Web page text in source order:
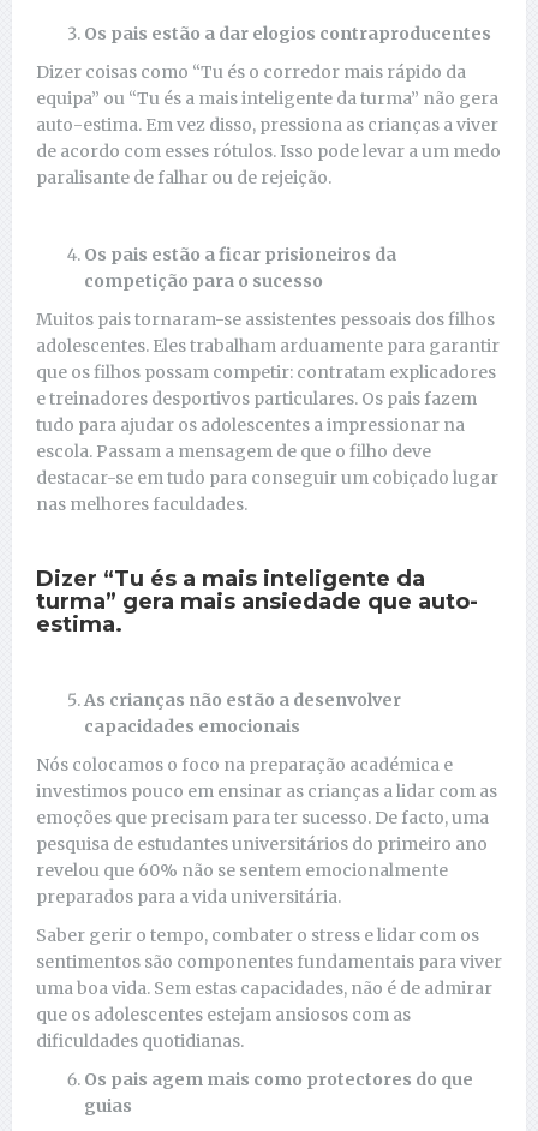
Os pais estão a dar elogios contraproducentes
Dizer coisas como “Tu és o corredor mais rápido da
equipa” ou “Tu és a mais inteligente da turma” não gera
auto-estima. Em vez disso, pressiona as crianças a viver
de acordo com esses rótulos. Isso pode levar a um medo
paralisante de falhar ou de rejeição.
Os pais estão a ficar prisioneiros da
competição para o sucesso
Muitos pais tornaram-se assistentes pessoais dos filhos
adolescentes. Eles trabalham arduamente para garantir
que os filhos possam competir: contratam explicadores
e treinadores desportivos particulares. Os pais fazem
tudo para ajudar os adolescentes a impressionar na
escola. Passam a mensagem de que o filho deve
destacar-se em tudo para conseguir um cobiçado lugar
nas melhores faculdades.
Dizer “Tu és a mais inteligente da
turma” gera mais ansiedade que auto-
estima.
As crianças não estão a desenvolver
capacidades emocionais
Nós colocamos o foco na preparação académica e
investimos pouco em ensinar as crianças a lidar com as
emoções que precisam para ter sucesso. De facto, uma
pesquisa de estudantes universitários do primeiro ano
revelou que 60% não se sentem emocionalmente
preparados para a vida universitária.
Saber gerir o tempo, combater o stress e lidar com os
sentimentos são componentes fundamentais para viver
uma boa vida. Sem estas capacidades, não é de admirar
que os adolescentes estejam ansiosos com as
dificuldades quotidianas.
Os pais agem mais como protectores do que
guias